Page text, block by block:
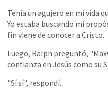
Tenía un agujero en mi vida
Yo estaba buscando mi
fin viene de conocer a Cristo.
Luego, Ralph preguntó,
confianza en Jesús como su
"Sí sí", respondí.